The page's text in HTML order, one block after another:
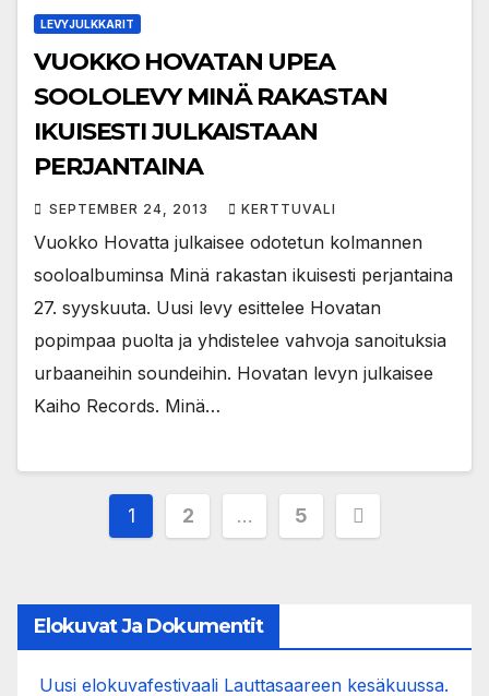
LEVYJULKKARIT
VUOKKO HOVATAN UPEA
SOOLOLEVY MINÄ RAKASTAN
IKUISESTI JULKAISTAAN
PERJANTAINA
SEPTEMBER 24, 2013 KERTTUVALI
Vuokko Hovatta julkaisee odotetun kolmannen
sooloalbuminsa Minä rakastan ikuisesti perjantaina
27. syyskuuta. Uusi levy esittelee Hovatan
popimpaa puolta ja yhdistelee vahvoja sanoituksia
urbaaneihin soundeihin. Hovatan levyn julkaisee
Kaiho Records. Minä…
Posts
1 2 … 5
Elokuvat Ja Dokumentit
Uusi elokuvafestivaali Lauttasaareen kesäkuussa.